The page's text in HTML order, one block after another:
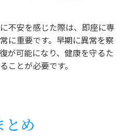
不安を感じた際は、即座に専
に重要です。早期に異常を察
が可能になり、健康を守るた
ことが必要です。
とめ